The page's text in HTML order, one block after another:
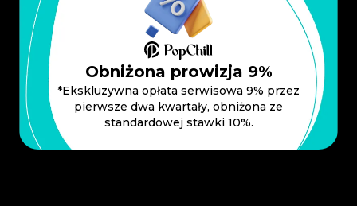
Obniżona prowizja 9%
*Ekskluzywna opłata serwisowa 9% przez
pierwsze dwa kwartały, obniżona ze
standardowej stawki 10%.